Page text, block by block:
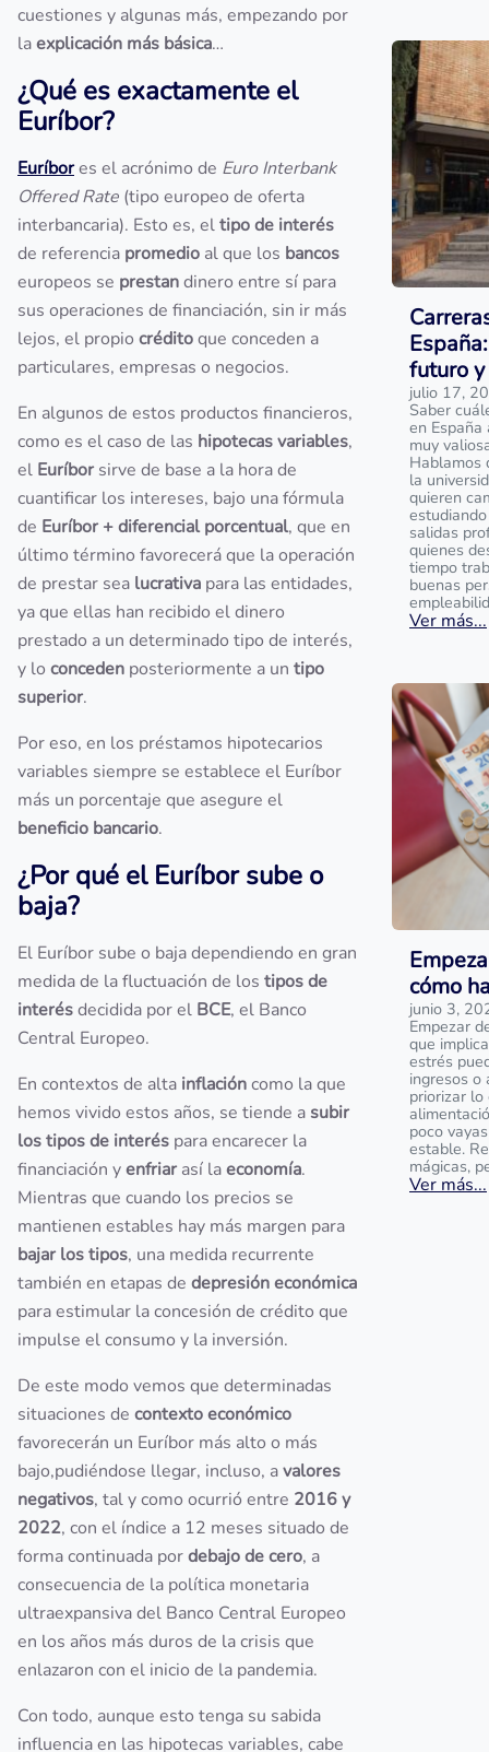
cuestiones y algunas más, empezando por
laexplicación más básica…
¿Qué es exactamente el
Euríbor?
Euríbores el acrónimo de Euro Interbank
Offered Rate (tipo europeo de oferta
interbancaria). Esto es, eltipo de interés
de referencia promedio al que los bancos
europeos se prestandinero entre sí para
sus operaciones de financiación, sin ir más
lejos, el propio créditoque conceden a
particulares, empresas o negocios.
En algunos de estos productos financieros,
como es el caso de las hipotecas variables,
el Euríborsirve de base a la hora de
cuantificar los intereses, bajo una fórmula
de Euríbor + diferencial porcentual, que en
último término favorecerá que la operación
de prestar sea lucrativa para las entidades,
ya que ellas han recibido el dinero
prestado a un determinado tipo de interés,
y lo conceden posteriormente a un tipo
superior.
Por eso, en los préstamos hipotecarios
variables siempre se establece el Euríbor
más un porcentaje que asegure el
beneficio bancario.
¿Por qué el Euríbor sube o
baja?
El Euríbor sube o baja dependiendo en gran
medida de la fluctuación de los tipos de
interésdecidida por el BCE, el Banco
Central Europeo.
En contextos de alta inflacióncomo la que
hemos vivido estos años, se tiende asubir
los tipos de interés para encarecer la
financiación yenfriarasí laeconomía.
Mientras que cuando los precios se
mantienen estables hay más margen para
bajar los tipos, una medida recurrente
también en etapas de depresión económica
para estimular la concesión de crédito que
impulse el consumo y la inversión.
De este modo vemos que determinadas
situaciones de contexto económico
favorecerán un Euríbor más alto o más
bajo,pudiéndose llegar, incluso, avalores
negativos, tal y como ocurrió entre 2016 y
2022, con el índice a 12 meses situado de
forma continuada pordebajo de cero, a
consecuencia de la política monetaria
ultraexpansiva del Banco Central Europeo
en los años más duros de la crisis que
enlazaron con el inicio de la pandemia.
Con todo, aunque esto tenga su sabida
influencia en las hipotecas variables, cabe
futuro
julio 17,
Saber
en
muy
Hablamos
la
quieren
salidas
quienes
tiempo
buenas
Ver más...
cómo
junio 3,
Empezar
que
estrés
ingresos o
priorizar lo
poco
estable.
mágicas,
Ver más...